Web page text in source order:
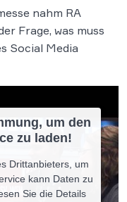
nahm RA
Frage, was muss
Social Media
um den
zu laden!
Drittanbieters, um
kann Daten zu
Sie die Details